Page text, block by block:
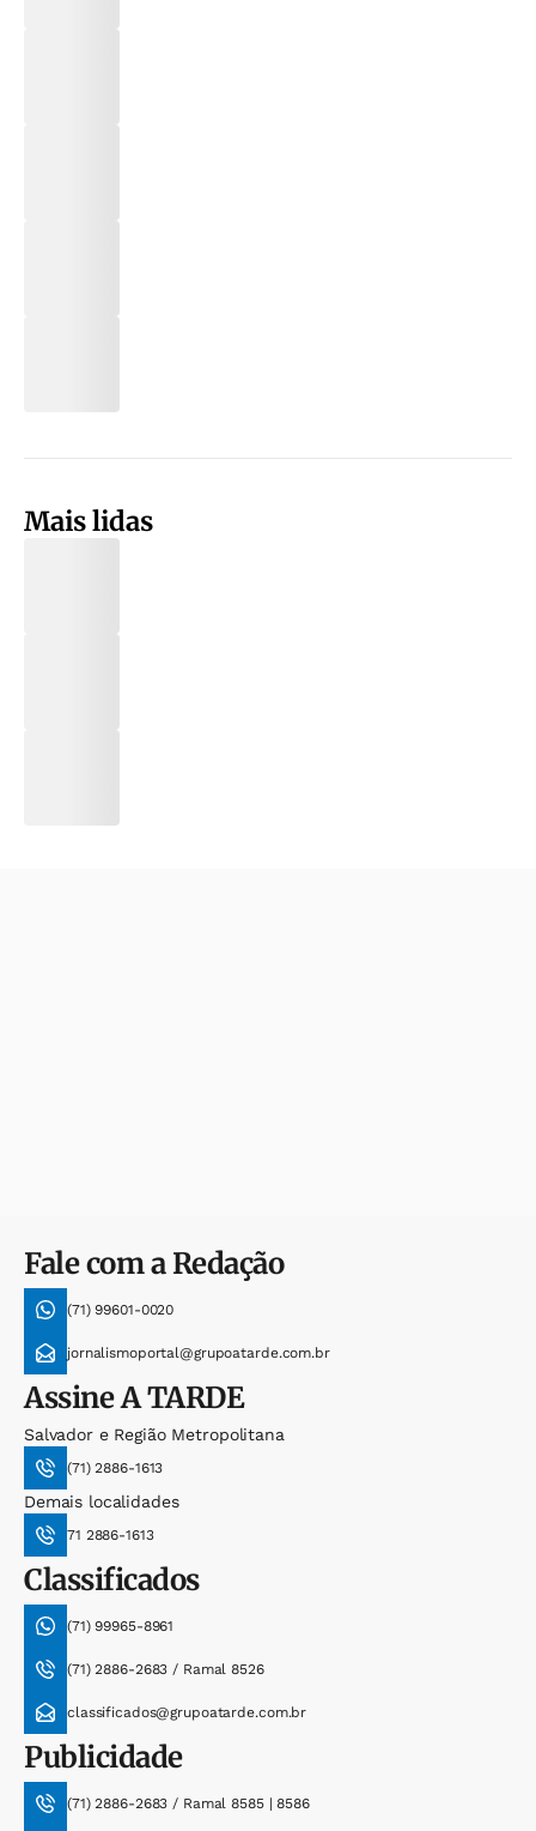
Mais lidas
Fale com a Redação
(71) 99601-0020
jornalismoportal@grupoatarde.com.br
AssineA TARDE
Salvador e Região Metropolitana
(71) 2886-1613
Demais localidades
71 2886-1613
Classificados
(71) 99965-8961
(71) 2886-2683 / Ramal 8526
classificados@grupoatarde.com.br
Publicidade
(71) 2886-2683 / Ramal 8585 | 8586